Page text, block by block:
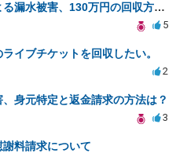
上階の水出しっぱなしによる漏水被害、130万円の回収方法を相談したい
5
イブチケットを回収したい。
2
身元特定と返金請求の方法は？
3
料請求について